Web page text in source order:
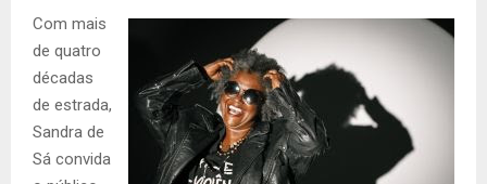
Com mais
de quatro
décadas
de estrada,
Sandra de
Sá convida